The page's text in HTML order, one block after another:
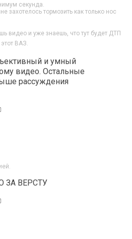
секунда.
захотелось тормозить как только нос
видео и уже знаешь, что тут будет ДТП
ВАЗ.
и умный
видео. Остальные
рассуждения
ВЕРСТУ